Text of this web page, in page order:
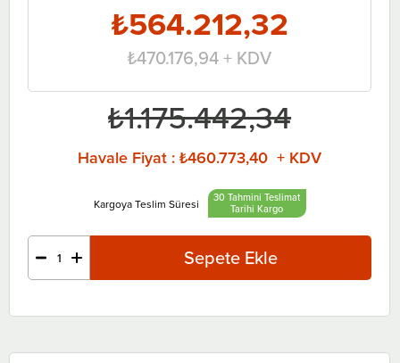
₺1.175.442,34
₺564.212,32
₺470.176,94+ KDV
Havale Fiyat : ₺460.773,40 + KDV
30 Tahmini Teslimat
Tarihi